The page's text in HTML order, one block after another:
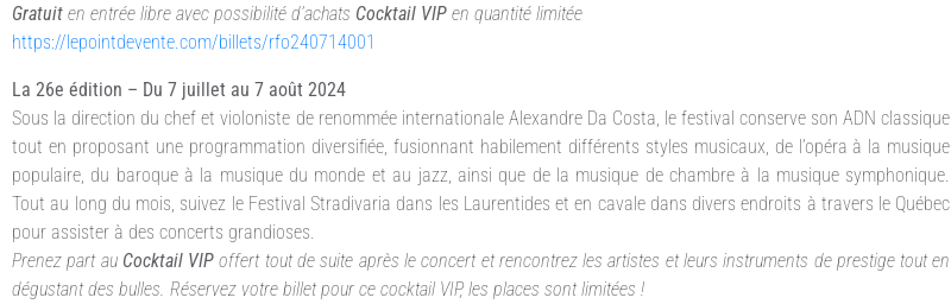
Gratuit en entrée libre avec possibilité d’achats Cocktail VIP en quantité limitée
https://lepointdevente.com/billets/rfo240714001
La 26e édition – Du 7 juillet au 7 août 2024
Sous la direction du chef et violoniste de renommée internationale Alexandre Da Costa, le festival conserve son ADN classique
tout en proposant une programmation diversifiée, fusionnant habilement différents styles musicaux, de l’opéra à la musique
populaire, du baroque à la musique du monde et au jazz, ainsi que de la musique de chambre à la musique symphonique.
Tout au long du mois, suivez le Festival Stradivaria dans les Laurentides et en cavale dans divers endroits à travers le Québec
pour assister à des concerts grandioses.
Prenez part auCocktail VIPoffert tout de suite après le concert et rencontrez les artistes et leurs instruments de prestige tout en
dégustant des bulles. Réservez votre billet pour ce cocktail VIP, les places sont limitées !